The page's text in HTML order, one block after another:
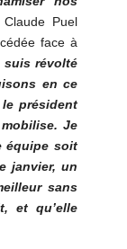
Puel
face à
suis révolté
en ce
président
Je
équipe soit
janvier, un
sans
et qu’elle